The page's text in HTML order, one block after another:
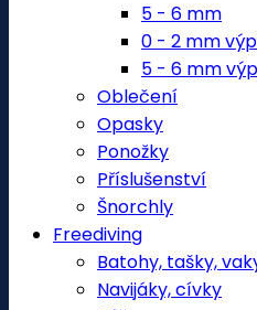
5 - 6 mm
0 - 2 mm
5 - 6 mm
Oblečení
Opasky
Ponožky
Příslušenství
Šnorchly
Freediving
Batohy, tašky,
Navijáky, cívky